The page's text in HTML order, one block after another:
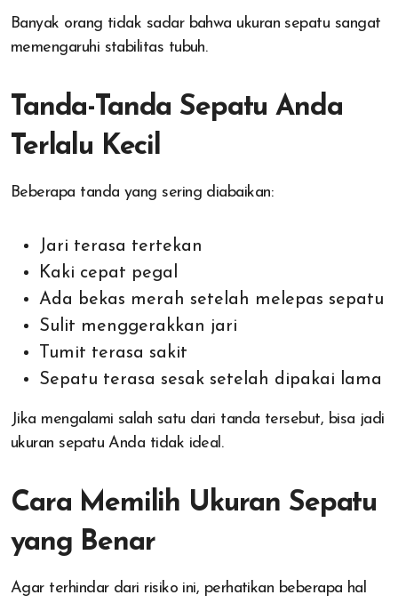
Banyak orang tidak sadar bahwa ukuran sepatu sangat
memengaruhi stabilitas tubuh.
Tanda-Tanda Sepatu Anda
Terlalu Kecil
Beberapa tanda yang sering diabaikan:
Jari terasa tertekan
Kaki cepat pegal
Ada bekas merah setelah melepas sepatu
Sulit menggerakkan jari
Tumit terasa sakit
Sepatu terasa sesak setelah dipakai lama
Jika mengalami salah satu dari tanda tersebut, bisa jadi
ukuran sepatu Anda tidak ideal.
Cara Memilih Ukuran Sepatu
yang Benar
Agar terhindar dari risiko ini, perhatikan beberapa hal